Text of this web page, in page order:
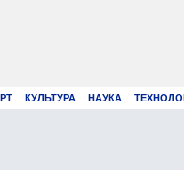
КУЛЬТУРА НАУКА